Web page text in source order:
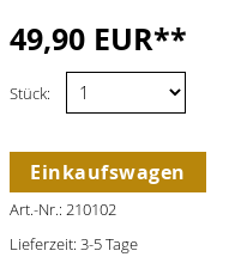
49,90 EUR**
Stück:
Einkaufswagen
Art.-Nr.: 210102
Lieferzeit: 3-5 Tage